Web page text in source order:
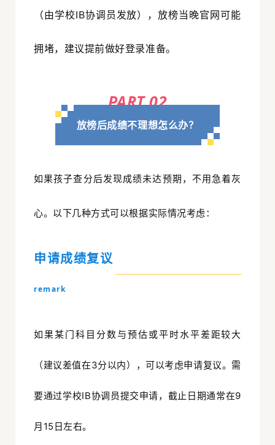
（由学校IB协调员发放），放榜当晚官网可能
拥堵，建议提前做好登录准备。
PART 02
放榜后成绩不理想怎么办？
如果孩子查分后发现成绩未达预期，不用急着灰
心。以下几种方式可以根据实际情况考虑：
申请成绩复议
remark
如果某门科目分数与预估或平时水平差距较大
（建议差值在3分以内），可以考虑申请复议。需
要通过学校IB协调员提交申请，截止日期通常在9
月15日左右。